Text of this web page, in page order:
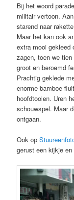
Bij het woord
militair vertoon.
starend naar
Maar het kan ook
extra mooi gekleed
zagen, toen we
groot en beroemd
Prachtig geklede
enorme bamboe
hoofdtooien. Uren
schouwspel. Maar
ontgaan.
Ook op
gerust een kijkje